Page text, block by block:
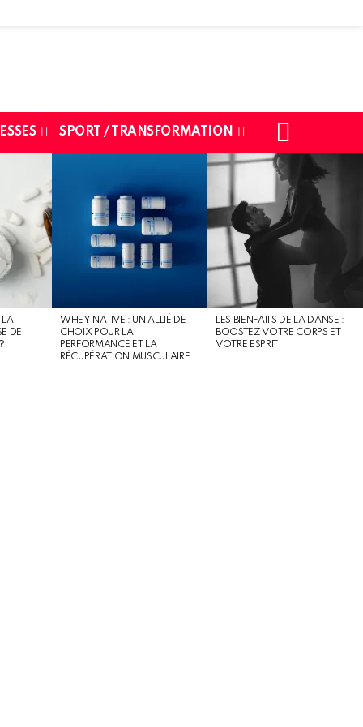
SPORT / TRANSFORMATION
LA
DE
WHEY NATIVE : UN ALLIÉ DE
CHOIX POUR LA
PERFORMANCE ET LA
RÉCUPÉRATION MUSCULAIRE
LES BIENFAITS DE LA DANSE :
BOOSTEZ VOTRE CORPS ET
VOTRE ESPRIT